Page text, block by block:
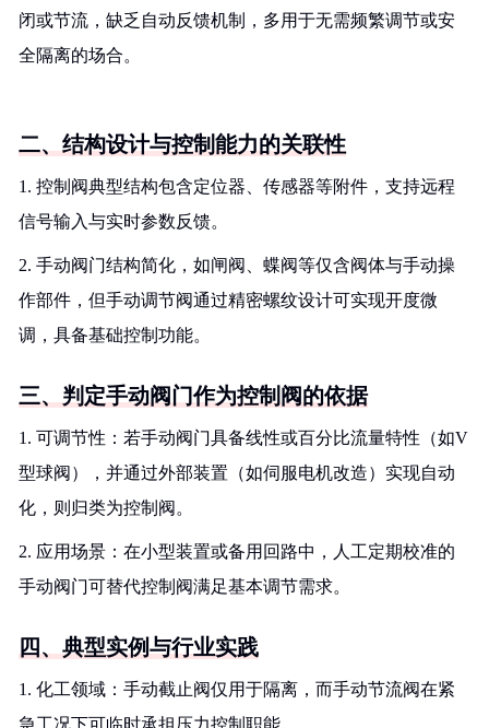
闭或节流，缺乏自动反馈机制，多用于无需频繁调节或安
全隔离的场合。
二、结构设计与控制能力的关联性
1. 控制阀典型结构包含定位器、传感器等附件，支持远程
信号输入与实时参数反馈。
2. 手动阀门结构简化，如闸阀、蝶阀等仅含阀体与手动操
作部件，但手动调节阀通过精密螺纹设计可实现开度微
调，具备基础控制功能。
三、判定手动阀门作为控制阀的依据
1. 可调节性：若手动阀门具备线性或百分比流量特性（如V
型球阀），并通过外部装置（如伺服电机改造）实现自动
化，则归类为控制阀。
2. 应用场景：在小型装置或备用回路中，人工定期校准的
手动阀门可替代控制阀满足基本调节需求。
四、典型实例与行业实践
1. 化工领域：手动截止阀仅用于隔离，而手动节流阀在紧
急工况下可临时承担压力控制职能。